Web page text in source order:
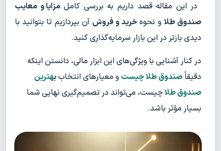
در این مقاله قصد داریم به بررسی کاملمزایا و معایب
صندوق طلا و نحوه خرید و فروش آن بپردازیم تا بتوانید با
دیدی بازتر در این بازار سرمایه‌گذاری کنید.
در کنار آشنایی با ویژگی‌های این ابزار مالی، دانستن اینکه
دقیقاًصندوق طلا چیست و معیارهای انتخاببهترین
صندوق طلاچیست، می‌تواند در تصمیم‌گیری نهایی شما
بسیار مؤثر باشد.